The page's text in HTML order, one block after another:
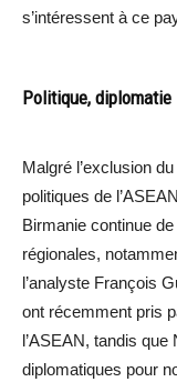
s’intéressent à ce
Politique, diplomatie
Malgré l’exclusion
politiques de
Birmanie continue
régionales,
l’analyste François
ont récemment pris
l’ASEAN, tandis
diplomatiques pour